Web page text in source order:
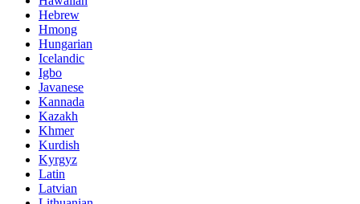
Hebrew
Hmong
Hungarian
Icelandic
Igbo
Javanese
Kannada
Kazakh
Khmer
Kurdish
Kyrgyz
Latin
Latvian